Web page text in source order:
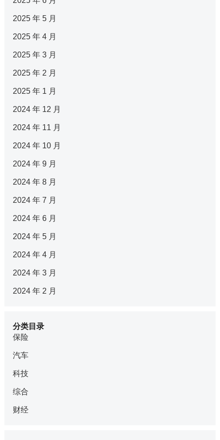
2025 年 5 月
2025 年 4 月
2025 年 3 月
2025 年 2 月
2025 年 1 月
2024 年 12 月
2024 年 11 月
2024 年 10 月
2024 年 9 月
2024 年 8 月
2024 年 7 月
2024 年 6 月
2024 年 5 月
2024 年 4 月
2024 年 3 月
2024 年 2 月
分类目录
保险
汽车
科技
综合
财经